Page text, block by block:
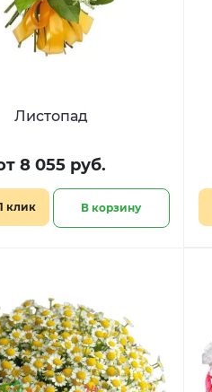
Листопад
8 055 руб.
клик В корзину